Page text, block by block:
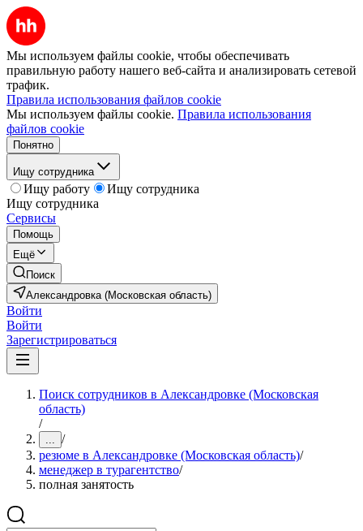
Мы используем файлы cookie, чтобы обеспечивать
правильную работу нашего веб-сайта и анализировать сетевой
трафик.
Правила использования файлов cookie
Мы используем файлы cookie. Правила использования
файлов cookie
Понятно
Ищу сотрудника
Ищу работу
Ищу сотрудника
Ищу сотрудника
Сервисы
Помощь
Ещё
Поиск
Александровка (Московская область)
Войти
Войти
Зарегистрироваться
Поиск сотрудников в Александровке (Московская
область)
/
... /
резюме в Александровке (Московская область)/
менеджер в турагентство/
полная занятость